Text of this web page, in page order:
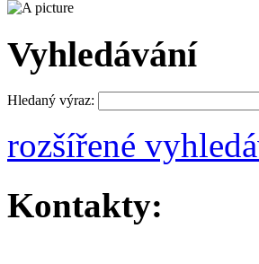
Vyhledávání
Hledaný výraz:
rozšířené
Kontakty: